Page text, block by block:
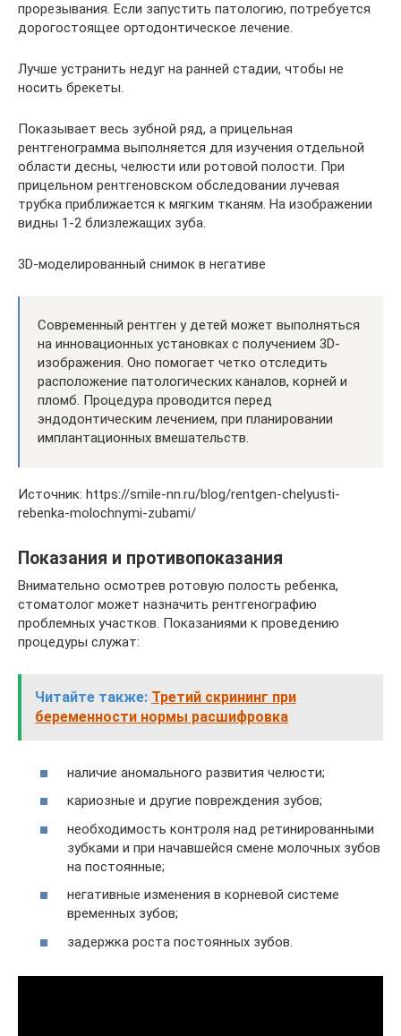
прорезывания. Если запустить патологию, потребуется
дорогостоящее ортодонтическое лечение.
Лучше устранить недуг на ранней стадии, чтобы не
носить брекеты.
Показывает весь зубной ряд, а прицельная
рентгенограмма выполняется для изучения отдельной
области десны, челюсти или ротовой полости. При
прицельном рентгеновском обследовании лучевая
трубка приближается к мягким тканям. На изображении
видны 1-2 близлежащих зуба.
3D-моделированный снимок в негативе
Современный рентген у детей может выполняться
на инновационных установках с получением 3D-
изображения. Оно помогает четко отследить
расположение патологических каналов, корней и
пломб. Процедура проводится перед
эндодонтическим лечением, при планировании
имплантационных вмешательств.
Источник: https://smile-nn.ru/blog/rentgen-chelyusti-
rebenka-molochnymi-zubami/
Показания и противопоказания
Внимательно осмотрев ротовую полость ребенка,
стоматолог может назначить рентгенографию
проблемных участков. Показаниями к проведению
процедуры служат:
Читайте также: Третий скрининг при
беременности нормы расшифровка
наличие аномального развития челюсти;
кариозные и другие повреждения зубов;
необходимость контроля над ретинированными
зубками и при начавшейся смене молочных зубов
на постоянные;
негативные изменения в корневой системе
временных зубов;
задержка роста постоянных зубов.